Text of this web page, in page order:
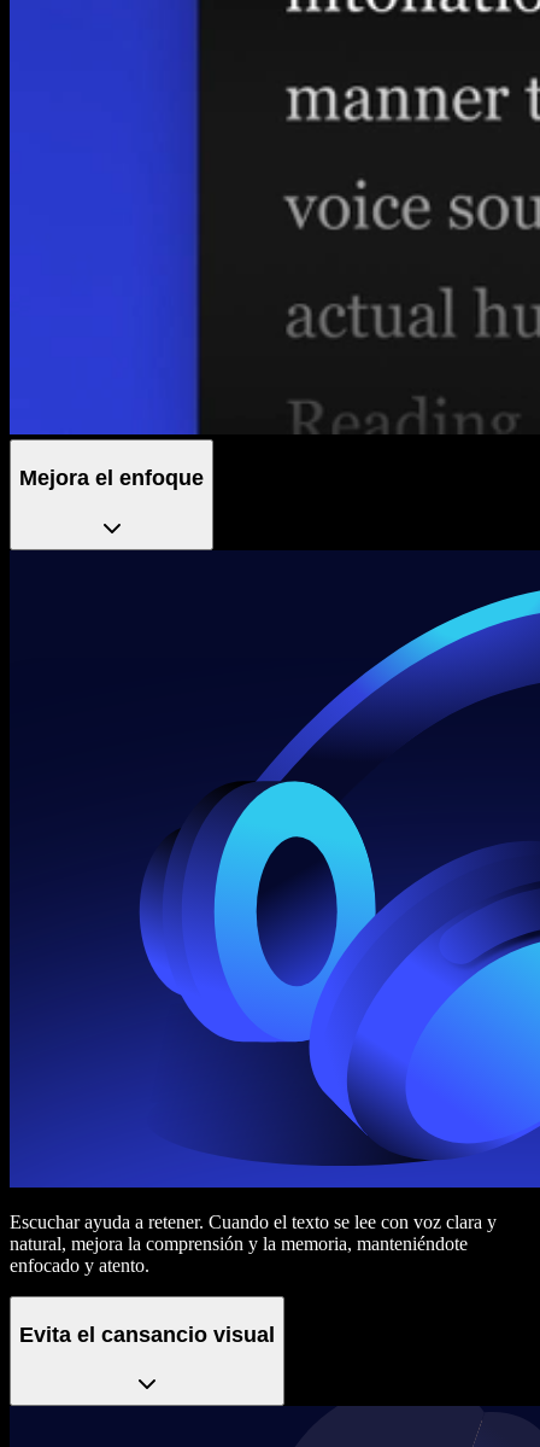
Mejora el enfoque
Escuchar ayuda a retener. Cuando el texto se lee con voz clara y
natural, mejora la comprensión y la memoria, manteniéndote
enfocado y atento.
Evita el cansancio visual